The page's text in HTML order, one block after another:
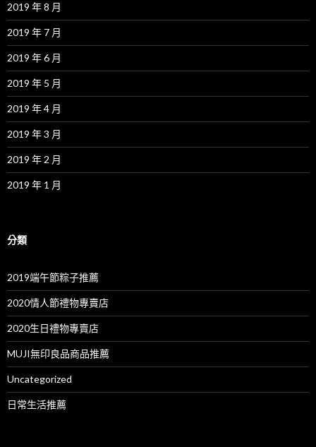
2019 年 8 月
2019 年 7 月
2019 年 6 月
2019 年 5 月
2019 年 4 月
2019 年 3 月
2019 年 2 月
2019 年 1 月
分類
2019端午節粽子推薦
2020情人節禮物專賣店
2020生日禮物專賣店
MUJI無印良品商品推薦
Uncategorized
日常生活推薦